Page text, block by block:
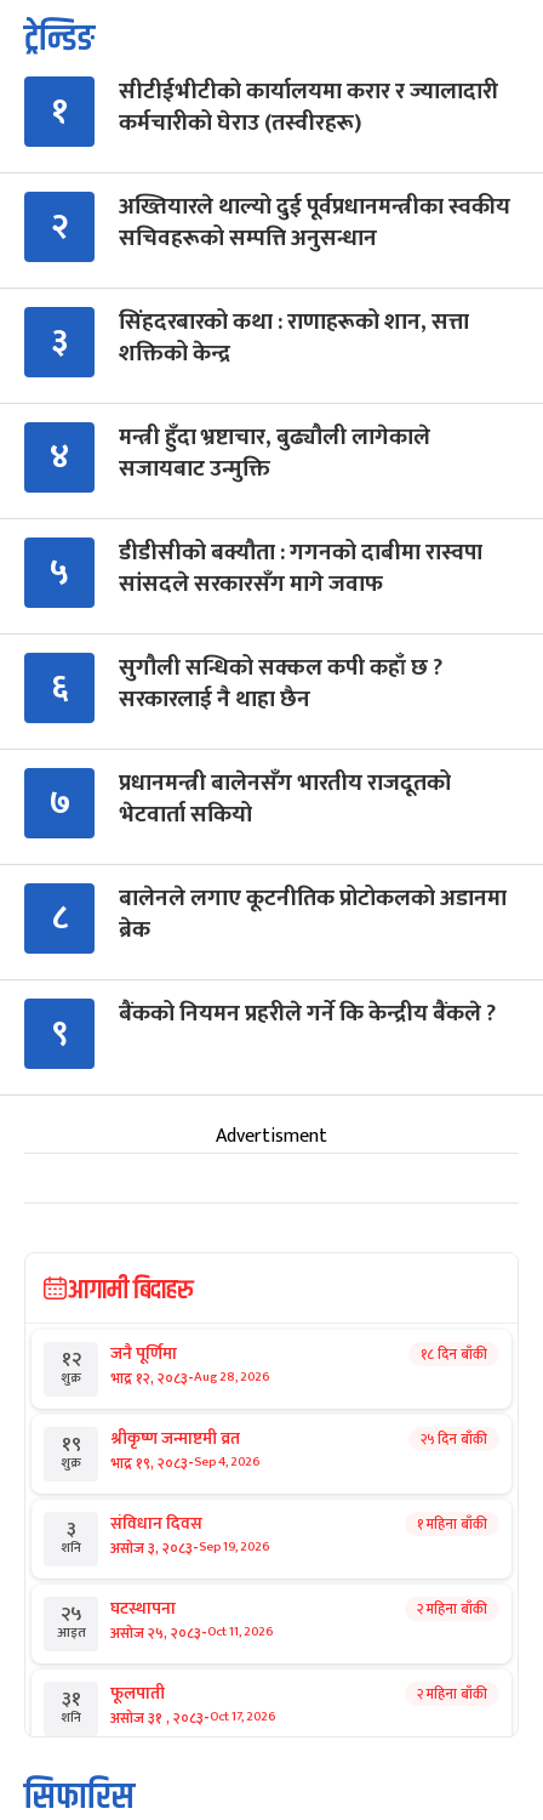
ट्रेन्डिङ
१
सीटीईभीटीको कार्यालयमा करार र ज्यालादारी
कर्मचारीको घेराउ (तस्वीरहरू)
२
अख्तियारले थाल्यो दुई पूर्वप्रधानमन्त्रीका स्वकीय
सचिवहरूको सम्पत्ति अनुसन्धान
३
सिंहदरबारको कथा : राणाहरूको शान, सत्ता
शक्तिको केन्द्र
४
मन्त्री हुँदा भ्रष्टाचार, बुढ्यौली लागेकाले
सजायबाट उन्मुक्ति
५
डीडीसीको बक्यौता : गगनको दाबीमा रास्वपा
सांसदले सरकारसँग मागे जवाफ
६
सुगौली सन्धिको सक्कल कपी कहाँ छ ?
सरकारलाई नै थाहा छैन
७
प्रधानमन्त्री बालेनसँग भारतीय राजदूतको
भेटवार्ता सकियो
८
बालेनले लगाए कूटनीतिक प्रोटोकलको अडानमा
ब्रेक
९ बैंकको नियमन प्रहरीले गर्ने कि केन्द्रीय बैंकले ?
Advertisment
आगामी बिदाहरु
१२
शुक्र
जनै पूर्णिमा
भाद्र १२, २०८३-Aug 28, 2026
१८ दिन बाँकी
१९
शुक्र
श्रीकृष्ण जन्माष्टमी व्रत
भाद्र १९, २०८३-Sep 4, 2026
२५ दिन बाँकी
३
शनि
संविधान दिवस
असोज ३, २०८३-Sep 19, 2026
१ महिना बाँकी
२५
आइत
घटस्थापना
असोज २५, २०८३-Oct 11, 2026
२ महिना बाँकी
३१
शनि
फूलपाती
असोज ३१ , २०८३-Oct 17, 2026
२ महिना बाँकी
१
आइत
कार्तिक सङ्क्रान्ति
कार्तिक १, २०८३
सिफारिस